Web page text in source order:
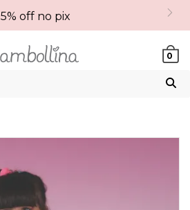
5% off no pix
0